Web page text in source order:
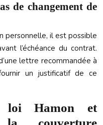
de changement de
personnelle, il est possible
l’échéance du contrat.
lettre recommandée à
un justificatif de ce
loi Hamon et